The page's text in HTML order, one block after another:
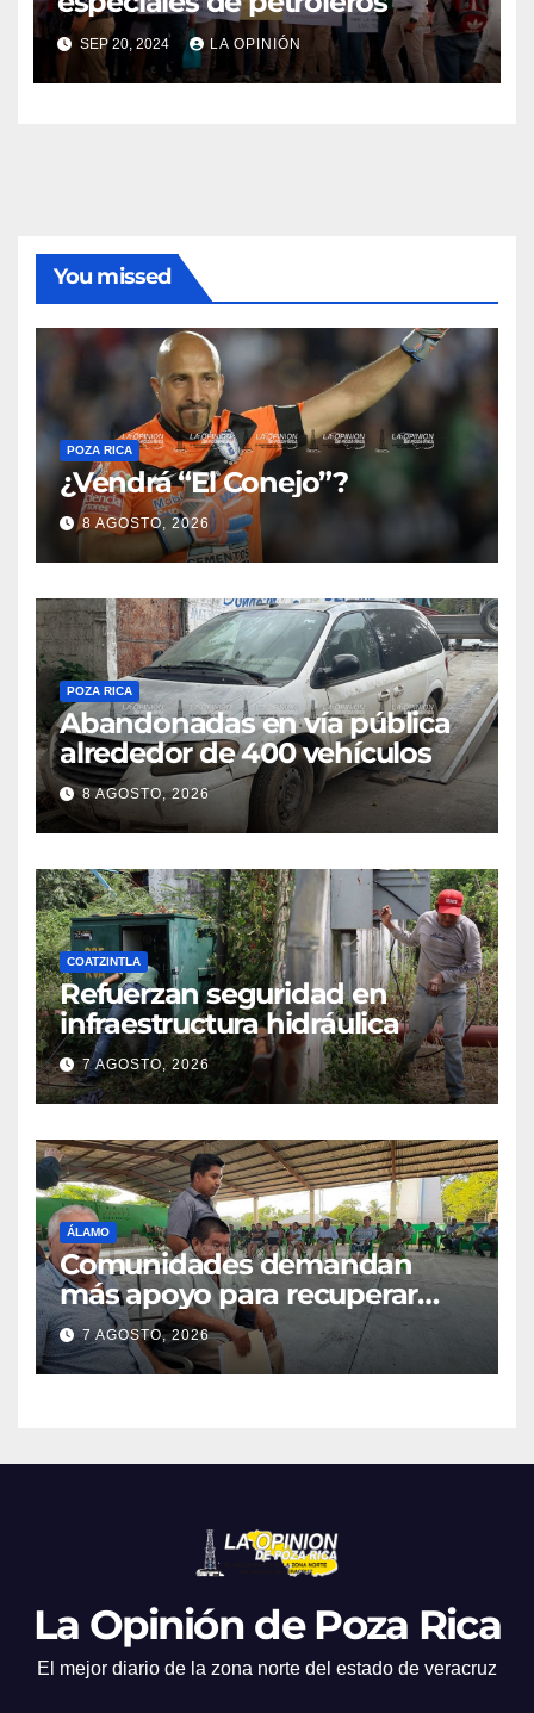
SEP 20, 2024 LA OPINIÓN
You missed
POZA RICA
¿Vendrá “El Conejo”?
8 AGOSTO, 2026
POZA RICA
Abandonadas en vía pública
alrededor de 400 vehículos
8 AGOSTO, 2026
COATZINTLA
Refuerzan seguridad en
infraestructura hidráulica
7 AGOSTO, 2026
ÁLAMO
Comunidades demandan
más apoyo para recuperar
parcelas
7 AGOSTO, 2026
La Opinión de Poza Rica
El mejor diario de la zona norte del estado de veracruz